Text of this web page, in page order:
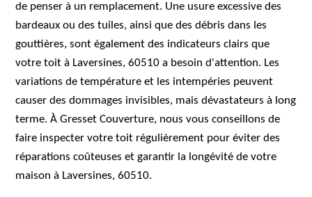
de penser à un remplacement. Une usure excessive des
bardeaux ou des tuiles, ainsi que des débris dans les
gouttières, sont également des indicateurs clairs que
votre toit à Laversines, 60510 a besoin d'attention. Les
variations de température et les intempéries peuvent
causer des dommages invisibles, mais dévastateurs à long
terme. À Gresset Couverture, nous vous conseillons de
faire inspecter votre toit régulièrement pour éviter des
réparations coûteuses et garantir la longévité de votre
maison à Laversines, 60510.